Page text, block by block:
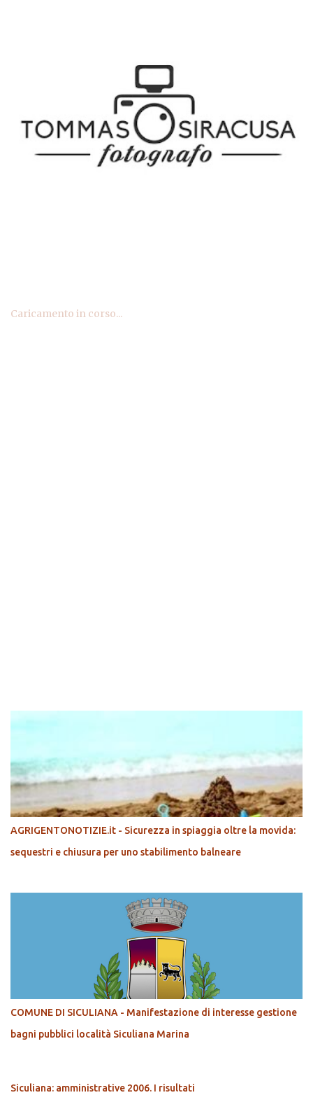
Caricamento in corso...
AGRIGENTONOTIZIE.it - Sicurezza in spiaggia oltre la movida:
sequestri e chiusura per uno stabilimento balneare
COMUNE DI SICULIANA - Manifestazione di interesse gestione
bagni pubblici località Siculiana Marina
Siculiana: amministrative 2006. I risultati